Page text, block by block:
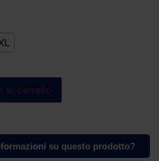
al carrello
su questo prodotto?